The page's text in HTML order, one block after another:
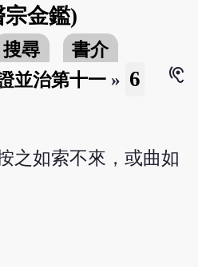
金鑑)
搜尋
書介
並治第十一 » 6
hearing
之如索不來，或曲如